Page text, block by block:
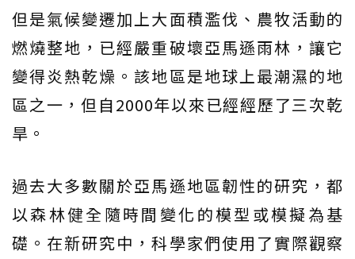
但是氣候變遷加上大面積濫伐、農牧活動的
燃燒整地，已經嚴重破壞亞馬遜雨林，讓它
變得炎熱乾燥。該地區是地球上最潮濕的地
區之一，但自2000年以來已經經歷了三次乾
旱。
過去大多數關於亞馬遜地區韌性的研究，都
以森林健全隨時間變化的模型或模擬為基
礎。在新研究中，科學家們使用了實際觀察